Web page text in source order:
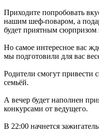
Приходите попробовать
нашим шеф-поваром, а
будет приятным
Но самое интересное вас
мы подготовили для вас
Родители смогут привести
семьёй.
А вечер будет наполнен
конкурсами от ведущего.
В 22:00 начнется